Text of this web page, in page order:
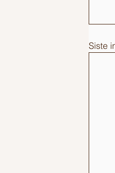
Siste